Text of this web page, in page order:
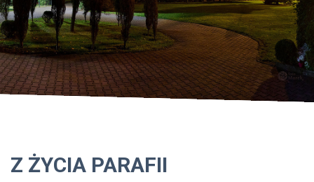
Z ŻYCIA PARAFII